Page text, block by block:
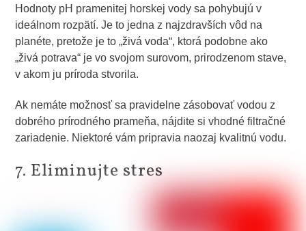
Hodnoty pH pramenitej horskej vody sa pohybujú v
ideálnom rozpätí. Je to jedna z najzdravších vôd na
planéte, pretože je to „živá voda“, ktorá podobne ako
„živá potrava“ je vo svojom surovom, prirodzenom stave,
v akom ju príroda stvorila.
Ak nemáte možnosť sa pravidelne zásobovať vodou z
dobrého prírodného prameňa, nájdite si vhodné filtračné
zariadenie. Niektoré vám pripravia naozaj kvalitnú vodu.
7. Eliminujte stres